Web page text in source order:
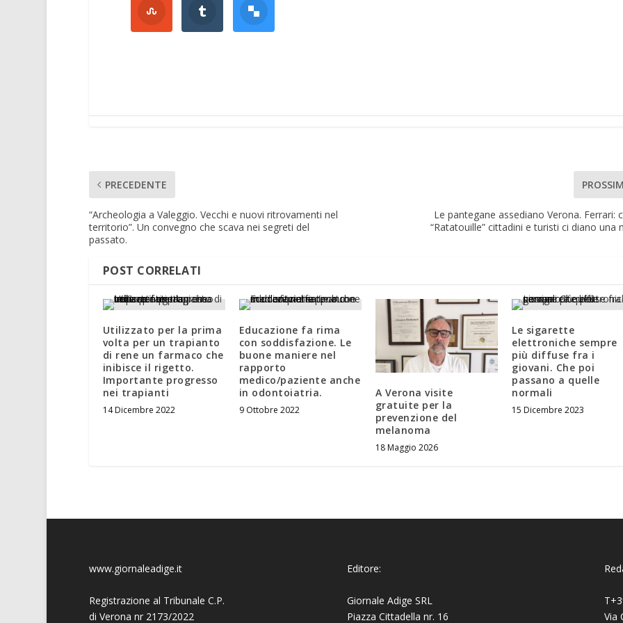
PRECEDENTE
“Archeologia a Valeggio. Vecchi e nuovi ritrovamenti nel
territorio”. Un convegno che scava nei segreti del
passato.
Le pantegane assediano Verona. Ferrari:
“Ratatouille” cittadini e turisti ci diano una
POST CORRELATI
Utilizzato per la prima
volta per un trapianto
di rene un farmaco che
inibisce il rigetto.
Importante progresso
nei trapianti
14 Dicembre 2022
Educazione fa rima
con soddisfazione. Le
buone maniere nel
rapporto
medico/paziente anche
in odontoiatria.
9 Ottobre 2022
A Verona visite
gratuite per la
prevenzione del
melanoma
18 Maggio 2026
Le sigarette
elettroniche sempre
più diffuse fra i
giovani. Che poi
passano a quelle
normali
15 Dicembre 2023
www.giornaleadige.it
Registrazione al Tribunale C.P.
di Verona nr 2173/2022
Editore:
Giornale Adige SRL
Piazza Cittadella nr. 16
Via